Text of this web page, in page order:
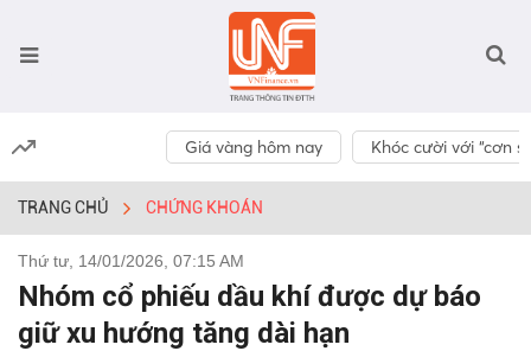
Giá vàng hôm nay Khóc cười với “cơn
TRANG CHỦ CHỨNG KHOÁN
Thứ tư, 14/01/2026, 07:15 AM
Nhóm cổ phiếu dầu khí được dự báo
giữ xu hướng tăng dài hạn